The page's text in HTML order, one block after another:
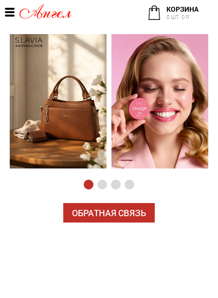
КОРЗИНА
0 ШТ. 0 Р.
ОБРАТНАЯ СВЯЗЬ